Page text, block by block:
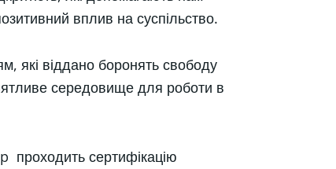
вплив на суспільство.
які віддано боронять свободу
середовище для роботи в
проходить сертифікацію